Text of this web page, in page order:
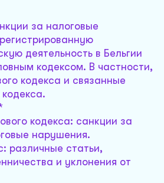
за налоговые
деятельность в Бельгии
кодексом. В частности,
кодекса и связанные
кодекса.
кодекса: санкции за
нарушения.
различные статьи,
и уклонения от